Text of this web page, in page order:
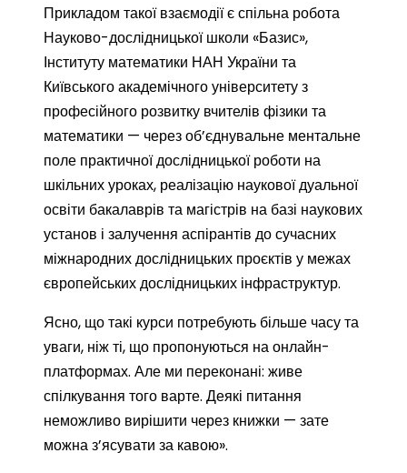
Прикладом такої взаємодії є спільна робота
Науково-дослідницької школи «Базис»,
Інституту математики НАН України та
Київського академічного університету з
професійного розвитку вчителів фізики та
математики — через об’єднувальне ментальне
поле практичної дослідницької роботи на
шкільних уроках, реалізацію наукової дуальної
освіти бакалаврів та магістрів на базі наукових
установ і залучення аспірантів до сучасних
міжнародних дослідницьких проєктів у межах
європейських дослідницьких інфраструктур.
Ясно, що такі курси потребують більше часу та
уваги, ніж ті, що пропонуються на онлайн-
платформах. Але ми переконані: живе
спілкування того варте. Деякі питання
неможливо вирішити через книжки — зате
можна з’ясувати за кавою».